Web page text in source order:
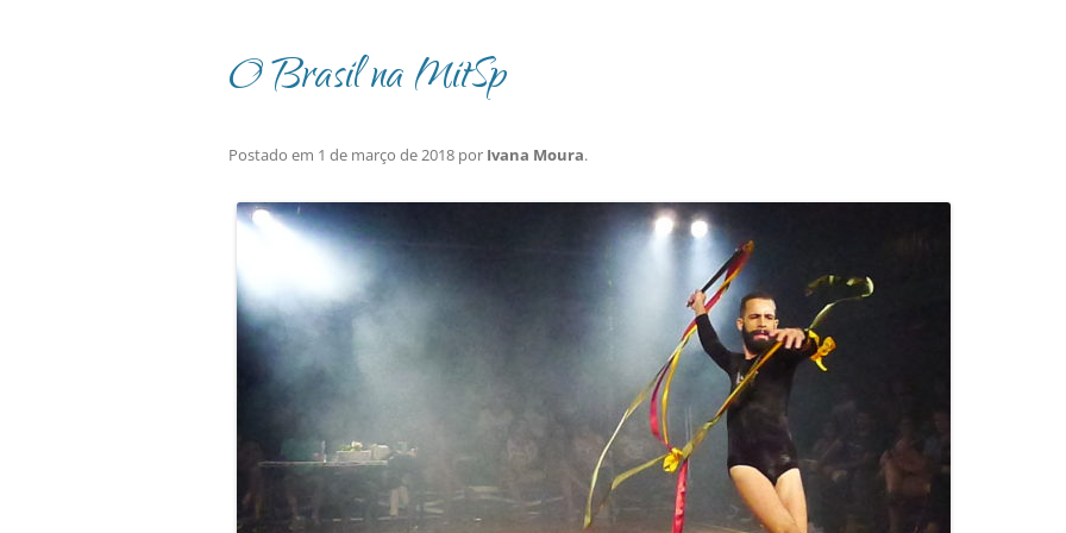
O Brasil na MitSp
Postado em 1 de março de 2018 por Ivana Moura.